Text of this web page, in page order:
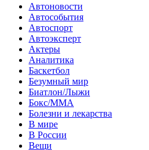
Автоновости
Автособытия
Автоспорт
Автоэксперт
Актеры
Аналитика
Баскетбол
Безумный мир
Биатлон/Лыжи
Бокс/MMA
Болезни и лекарства
В мире
В России
Вещи